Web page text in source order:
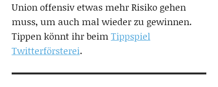
Union offensiv etwas mehr Risiko gehen
muss, um auch mal wieder zu gewinnen.
Tippen könnt ihr beimTippspiel
Twitterförsterei.